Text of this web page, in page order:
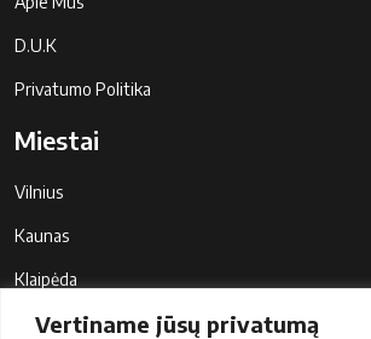
Vertiname jūsų privatumą
D.U.K
Privatumo Politika
Miestai
Vilnius
Kaunas
Klaipėda
Šiauliai